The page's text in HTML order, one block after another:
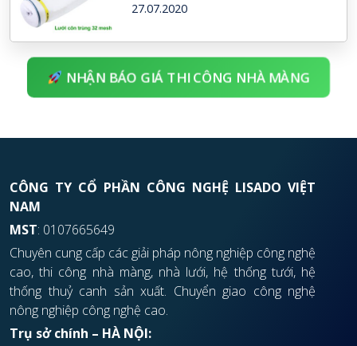
27.07.2020
NHẬN BÁO GIÁ THI CÔNG NHÀ MÀNG
CÔNG TY CỔ PHẦN CÔNG NGHỆ LISADO VIỆT
NAM
MST: 0107665649
Chuyên cung cấp các giải pháp nông nghiệp công nghệ
cao, thi công nhà màng, nhà lưới, hệ thống tưới, hệ
thống thuỷ canh sản xuất. Chuyển giao công nghệ
nông nghiệp công nghệ cao.
Trụ sở chính – HÀ NỘI: